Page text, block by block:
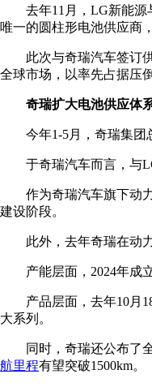
去年11月，LG新能源
唯一的圆柱形电池供应商
此次与奇瑞汽车签订
全球市场，以率先占据压
奇瑞扩大电池供应体
今年1-5月，奇瑞集团
于奇瑞汽车而言，与
作为奇瑞汽车旗下动
建设阶段。
此外，去年奇瑞在动
产能层面，2024年成
产品层面，去年10月
大系列。
同时，奇瑞还公布了
航里程有望突破1500km。